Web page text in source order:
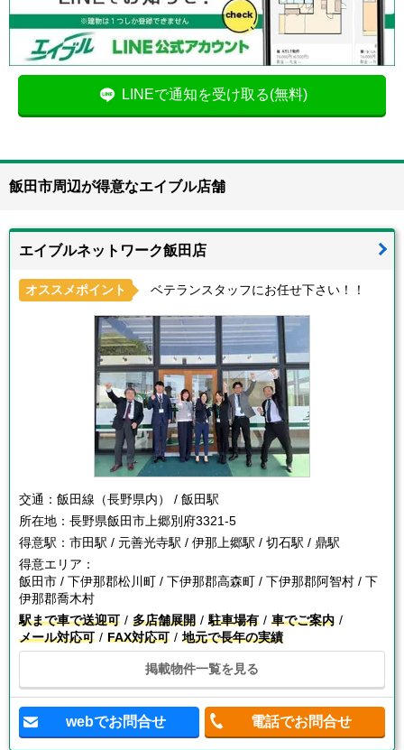
LINEで通知を受け取る(無料)
飯田市周辺が得意なエイブル店舗
エイブルネットワーク飯田店
オススメポイント ベテランスタッフにお任せ下さい！！
交通： 飯田線（長野県内） / 飯田駅
所在地： 長野県飯田市上郷別府3321-5
得意駅： 市田駅 / 元善光寺駅 / 伊那上郷駅 / 切石駅 / 鼎駅
得意エリア：
飯田市 / 下伊那郡松川町 / 下伊那郡高森町 / 下伊那郡阿智村 / 下
伊那郡喬木村
駅まで車で送迎可
多店舗展開 駐車場有
車でご案内
メール対応可
FAX対応可 地元で長年の実績
掲載物件一覧を見る
webでお問合せ 電話でお問合せ